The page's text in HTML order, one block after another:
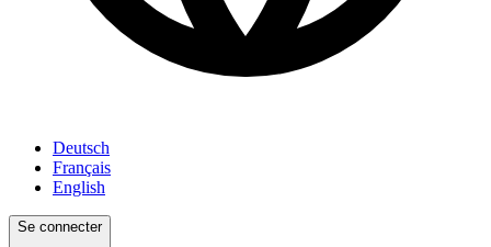
Deutsch
Français
English
Se connecter